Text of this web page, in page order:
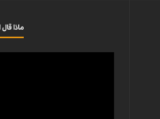
ماذا